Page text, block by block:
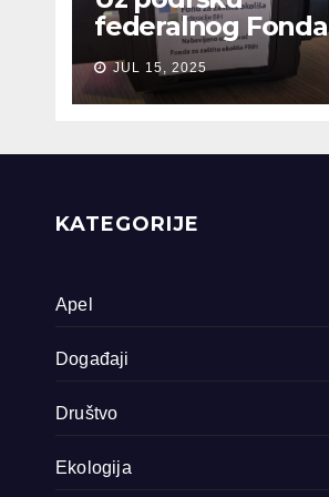
federalnog Fonda
za zaštitu okoliša
snimljena 4
dokumentarna
priride koja
države
JUL 15, 2025
KATEGORIJE
Apel
Događaji
Društvo
Ekologija